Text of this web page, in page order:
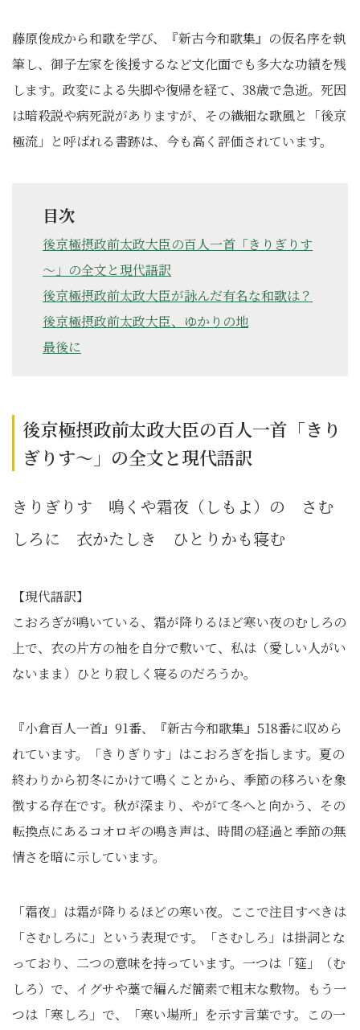
藤原俊成から和歌を学び、『新古今和歌集』の仮名序を執
筆し、御子左家を後援するなど文化面でも多大な功績を残
します。政変による失脚や復帰を経て、38歳で急逝。死因
は暗殺説や病死説がありますが、その繊細な歌風と「後京
極流」と呼ばれる書跡は、今も高く評価されています。
目次
後京極摂政前太政大臣の百人一首「きりぎりす
～」の全文と現代語訳
後京極摂政前太政大臣が詠んだ有名な和歌は？
後京極摂政前太政大臣、ゆかりの地
最後に
後京極摂政前太政大臣の百人一首「きり
ぎりす～」の全文と現代語訳
きりぎりす 鳴くや霜夜（しもよ）の さむ
しろに 衣かたしき ひとりかも寝む
【現代語訳】
こおろぎが鳴いている、霜が降りるほど寒い夜のむしろの
上で、衣の片方の袖を自分で敷いて、私は（愛しい人がい
ないまま）ひとり寂しく寝るのだろうか。
『小倉百人一首』91番、『新古今和歌集』518番に収めら
れています。「きりぎりす」はこおろぎを指します。夏の
終わりから初冬にかけて鳴くことから、季節の移ろいを象
徴する存在です。秋が深まり、やがて冬へと向かう、その
転換点にあるコオロギの鳴き声は、時間の経過と季節の無
情さを暗に示しています。
「霜夜」は霜が降りるほどの寒い夜。ここで注目すべきは
「さむしろに」という表現です。「さむしろ」は掛詞とな
っており、二つの意味を持っています。一つは「筵」（む
しろ）で、イグサや藁で編んだ簡素で粗末な敷物。もう一
つは「寒しろ」で、「寒い場所」を示す言葉です。この一